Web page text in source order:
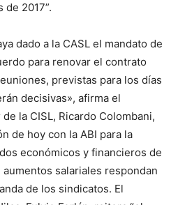
2017”.
dado a la CASL el mandato de
para renovar el contrato
previstas para los días
decisivas», afirma el
la CISL, Ricardo Colombani,
de hoy con la ABI para la
económicos y financieros de
salariales respondan
de los sindicatos. El